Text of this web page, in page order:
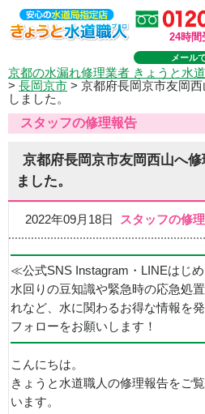
24時間
メール
京都の水漏れ修理業者 きょうと水
> 長岡京市 > 京都府長岡京市友岡
しました。
スタッフの修理報告
京都府長岡京市友岡西山へ
ました。
2022年09月18日 スタッフの修
≪公式SNS Instagram・LINEはじ
水回りの豆知識や緊急時の応急処
れなど、水に関わるお得な情報を
フォローをお願いします！
こんにちは。
きょうと水道職人の修理報告をご
います。